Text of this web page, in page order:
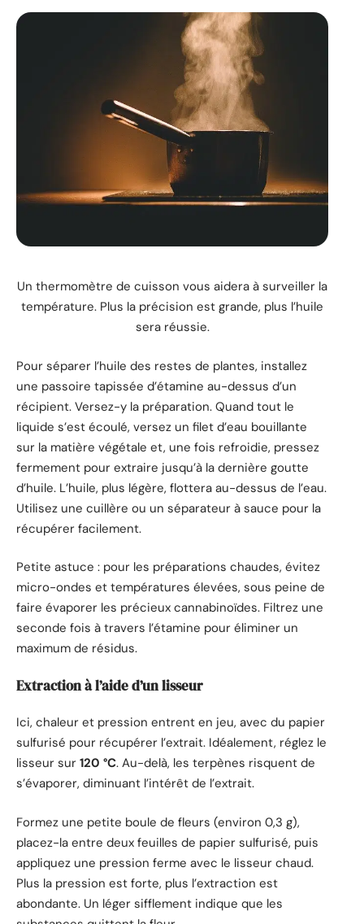
Un thermomètre de cuisson vous aidera à surveiller la
température. Plus la précision est grande, plus l’huile
sera réussie.
Pour séparer l’huile des restes de plantes, installez
une passoire tapissée d’étamine au-dessus d’un
récipient. Versez-y la préparation. Quand tout le
liquide s’est écoulé, versez un filet d’eau bouillante
sur la matière végétale et, une fois refroidie, pressez
fermement pour extraire jusqu’à la dernière goutte
d’huile. L’huile, plus légère, flottera au-dessus de l’eau.
Utilisez une cuillère ou un séparateur à sauce pour la
récupérer facilement.
Petite astuce : pour les préparations chaudes, évitez
micro-ondes et températures élevées, sous peine de
faire évaporer les précieux cannabinoïdes. Filtrez une
seconde fois à travers l’étamine pour éliminer un
maximum de résidus.
Extraction à l’aide d’un lisseur
Ici, chaleur et pression entrent en jeu, avec du papier
sulfurisé pour récupérer l’extrait. Idéalement, réglez le
lisseur sur 120 °C. Au-delà, les terpènes risquent de
s’évaporer, diminuant l’intérêt de l’extrait.
Formez une petite boule de fleurs (environ 0,3 g),
placez-la entre deux feuilles de papier sulfurisé, puis
appliquez une pression ferme avec le lisseur chaud.
Plus la pression est forte, plus l’extraction est
abondante. Un léger sifflement indique que les